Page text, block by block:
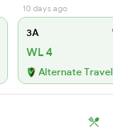
10 days ago
3A
WL 4
Alternate